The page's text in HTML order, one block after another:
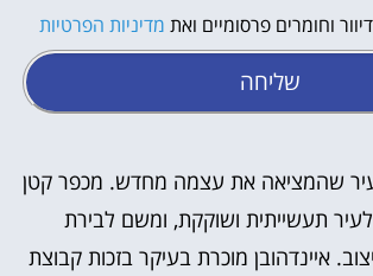
וחומרים פרסומיים ואת מדיניות הפרטיות
שליחה
שהמציאה את עצמה מחדש. מכפר קטן
לעיר תעשייתית ושוקקת, ומשם לבירת
איינדהובן מוכרת בעיקר בזכות קבוצת